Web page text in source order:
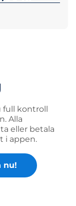
full kontroll
Alla
eller betala
i appen.
nu!